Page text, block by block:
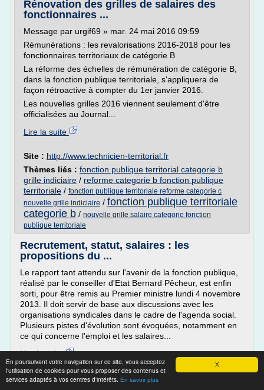
X
En poursuivant votre navigation sur ce site, vous acceptez
l'utilisation de cookies pour vous proposer des contenus et
services adaptés à vos centres d'intérêts. En savoir plus
Rénovation des grilles de salaires des
fonctionnaires ...
Message par urgif69 » mar. 24 mai 2016 09:59
Rémunérations : les revalorisations 2016-2018 pour les
fonctionnaires territoriaux de catégorie B
La réforme des échelles de rémunération de catégorie B,
dans la fonction publique territoriale, s'appliquera de
façon rétroactive à compter du 1er janvier 2016.
Les nouvelles grilles 2016 viennent seulement d'être
officialisées au Journal...
Lire la suite
Site : http://www.technicien-territorial.fr
Thèmes liés : fonction publique territorial categorie b
grille indiciaire / reforme categorie b fonction publique
territoriale / fonction publique territoriale reforme categorie c
nouvelle grille indiciaire / fonction publique territoriale
categorie b / nouvelle grille salaire categorie fonction
publique territoriale
Recrutement, statut, salaires : les
propositions du ...
Le rapport tant attendu sur l'avenir de la fonction publique,
réalisé par le conseiller d'Etat Bernard Pêcheur, est enfin
sorti, pour être remis au Premier ministre lundi 4 novembre
2013. Il doit servir de base aux discussions avec les
organisations syndicales dans le cadre de l'agenda social.
Plusieurs pistes d'évolution sont évoquées, notamment en
ce qui concerne l'emploi et les salaires...
Lire la suite
Site :http://www.lagazettedescommunes.com